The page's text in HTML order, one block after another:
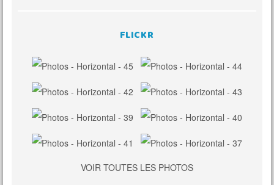
FLICKR
VOIR TOUTES LES PHOTOS